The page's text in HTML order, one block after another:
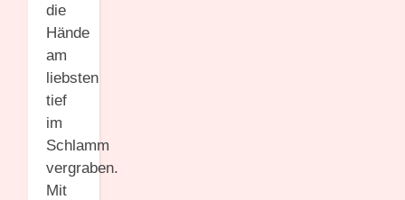
die
Hände
am
liebsten
tief
im
Schlamm
vergraben.
Mit